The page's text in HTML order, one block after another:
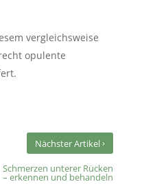
vergleichsweise
opulente
Nächster Artikel›
Schmerzen unterer Rücken
– erkennen und behandeln